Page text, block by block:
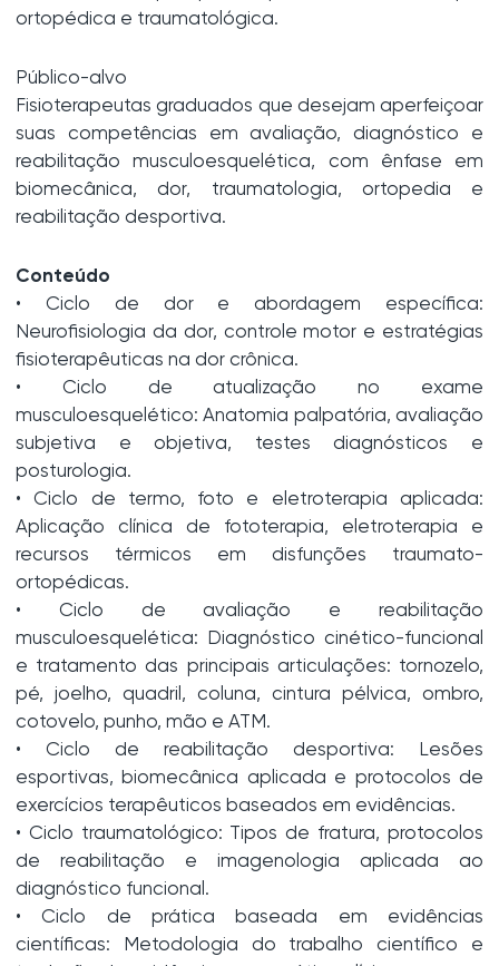
ortopédica e traumatológica.
Público-alvo
Fisioterapeutas graduados que desejam aperfeiçoar
suas competências em avaliação, diagnóstico e
reabilitação musculoesquelética, com ênfase em
biomecânica, dor, traumatologia, ortopedia e
reabilitação desportiva.
Conteúdo
• Ciclo de dor e abordagem específica:
Neurofisiologia da dor, controle motor e estratégias
fisioterapêuticas na dor crônica.
• Ciclo de atualização no exame
musculoesquelético: Anatomia palpatória, avaliação
subjetiva e objetiva, testes diagnósticos e
posturologia.
• Ciclo de termo, foto e eletroterapia aplicada:
Aplicação clínica de fototerapia, eletroterapia e
recursos térmicos em disfunções traumato-
ortopédicas.
• Ciclo de avaliação e reabilitação
musculoesquelética: Diagnóstico cinético-funcional
e tratamento das principais articulações: tornozelo,
pé, joelho, quadril, coluna, cintura pélvica, ombro,
cotovelo, punho, mão e ATM.
• Ciclo de reabilitação desportiva: Lesões
esportivas, biomecânica aplicada e protocolos de
exercícios terapêuticos baseados em evidências.
• Ciclo traumatológico: Tipos de fratura, protocolos
de reabilitação e imagenologia aplicada ao
diagnóstico funcional.
• Ciclo de prática baseada em evidências
científicas: Metodologia do trabalho científico e